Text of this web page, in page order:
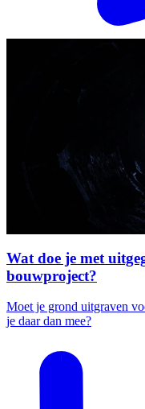
Wat doe je met
bouwproject?
Moet je grond uitgraven
je daar dan mee?